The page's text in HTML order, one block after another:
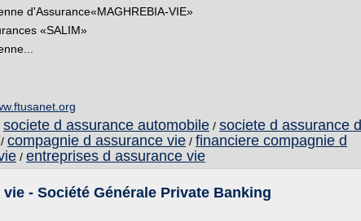
d'Assurance«MAGHREBIA-VIE»
«SALIM»
societe d assurance automobile / societe d assurance d
/ compagnie d assurance vie / financiere compagnie d
/ entreprises d assurance vie
- Société Générale Private Banking